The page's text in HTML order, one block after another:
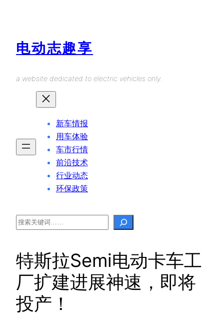
电动志趣享
a website dedicated to electric vehicles only.
新车情报
用车体验
车市行情
前沿技术
行业动态
环保政策
Search
特斯拉Semi电动卡车工
厂扩建进展神速，即将
投产！